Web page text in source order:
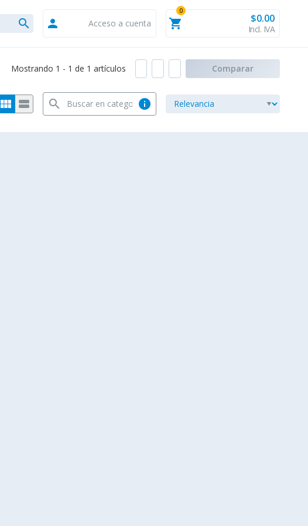
search person Acceso a cuenta shopping_cart
0
$0.00
Incl. IVA
Mostrando 1 - 1 de 1 artículos Comparar
view_module view_stream info
search